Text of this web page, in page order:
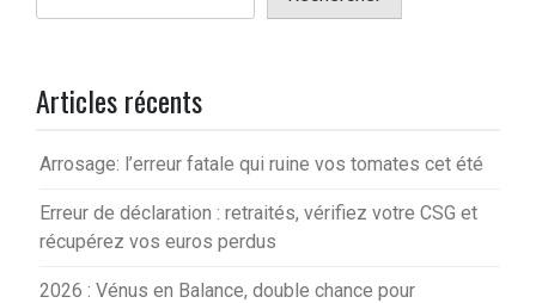
Articles récents
Arrosage: l’erreur fatale qui ruine vos tomates cet été
Erreur de déclaration : retraités, vérifiez votre CSG et
récupérez vos euros perdus
2026 : Vénus en Balance, double chance pour